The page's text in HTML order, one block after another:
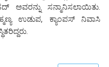
ಅವರನ್ನು ಸನ್ಮಾನಿಸಲಾಯಿತು.
ಉಡುಪ, ಕ್ಯಾಂಪಸ್ ನಿವಾಸಿ